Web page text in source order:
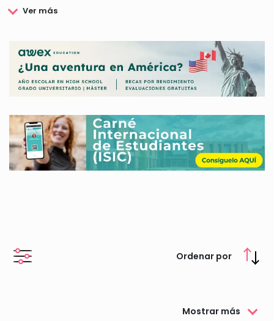
calidad de vida de sus habitantes, y por ese motivo ofrece
subvenciones y otras becas, que serán una ayuda para
distintos colectivos. Además se preocupa por ensalzar la
cultura, convocando también certámenes y concursos de
distinta índole
Si deseas consultar las becas y certámenes culturales del
Ayuntamiento de Pego, puedes hacerlo aquí.
Ordenar por
Mostrar más